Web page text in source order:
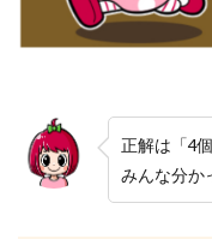
正解は「4
みんな分か